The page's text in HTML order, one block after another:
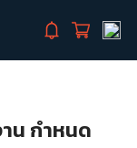
าน กำหนด